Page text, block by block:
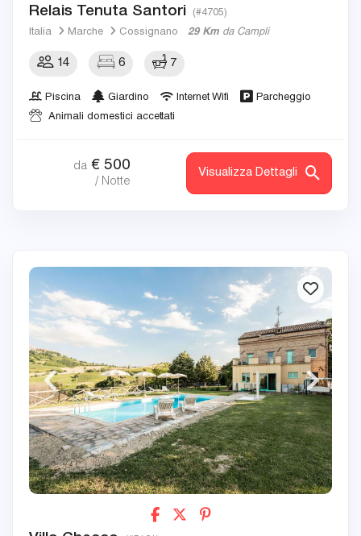
Relais Tenuta Santori (#4705)
Italia Marche Cossignano 29 Km da Campli
14 6 7
Piscina Giardino Internet Wifi
Parcheggio
Animali domestici accettati
da € 500
/ Notte
Visualizza Dettagli